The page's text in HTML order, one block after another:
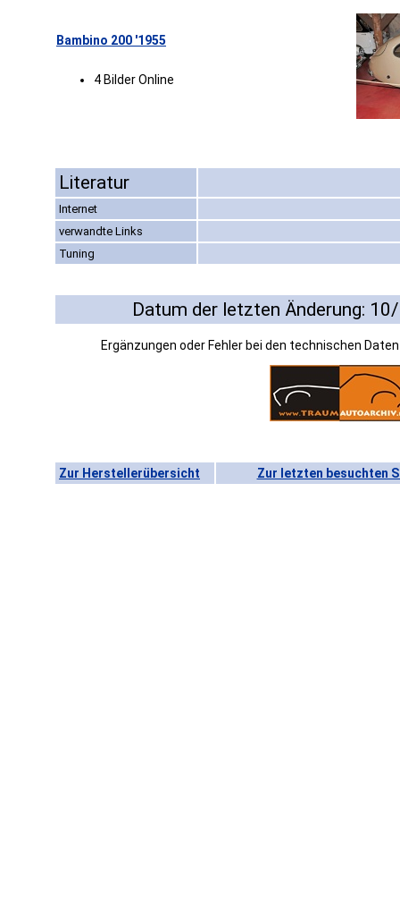
Bambino 200 '1955
4 Bilder Online
Literatur
Internet
verwandte Links
Tuning
Datum der letzten Änderung:
Ergänzungen oder Fehler bei den technischen
Zur Herstellerübersicht Zur letzten besuchten